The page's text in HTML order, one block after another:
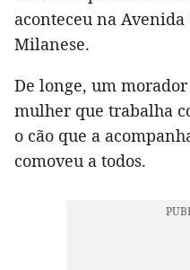
aconteceu na
Milanese.
De longe, um
mulher que trabalha
o cão que a
comoveu a todos.